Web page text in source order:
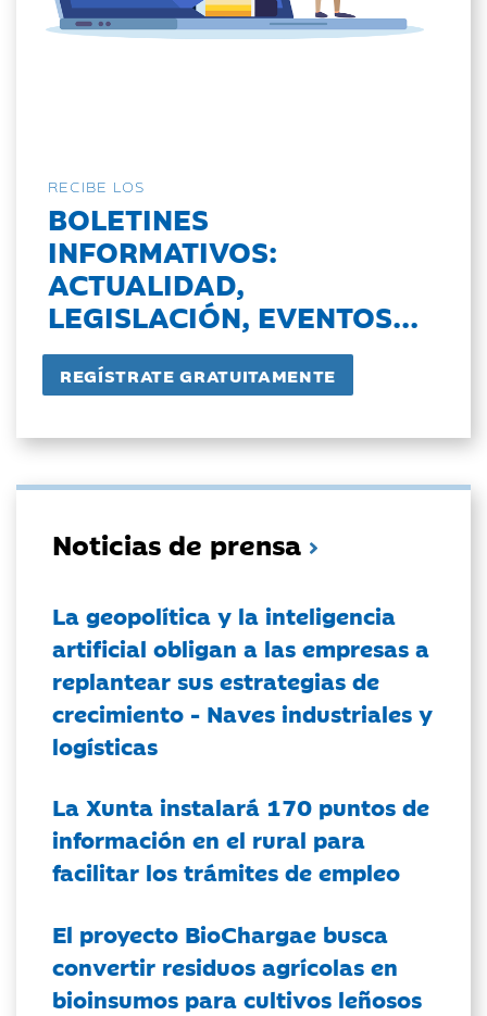
RECIBE LOS
BOLETINES
INFORMATIVOS:
ACTUALIDAD,
LEGISLACIÓN, EVENTOS...
Noticias de prensa
La geopolítica y la inteligencia
artificial obligan a las empresas a
replantear sus estrategias de
crecimiento - Naves industriales y
logísticas
La Xunta instalará 170 puntos de
información en el rural para
facilitar los trámites de empleo
El proyecto BioChargae busca
convertir residuos agrícolas en
bioinsumos para cultivos leñosos